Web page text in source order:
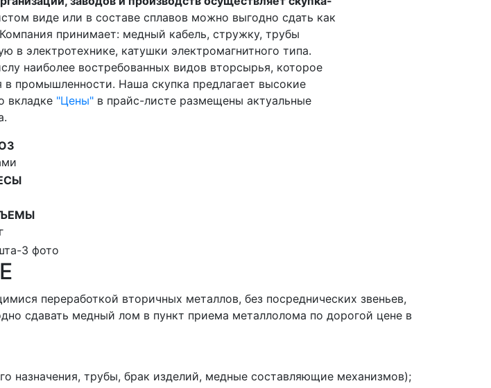
виде или в составе сплавов можно выгодно сдать как
принимает: медный кабель, стружку, трубы
в электротехнике, катушки электромагнитного типа.
наиболее востребованных видов вторсырья, которое
в промышленности. Наша скупка предлагает высокие
вкладке "Цены" в прайс-листе размещены актуальные
переработкой вторичных металлов, без посреднических звеньев,
сдавать медный лом в пункт приема металлолома по дорогой цене в
назначения, трубы, брак изделий, медные составляющие механизмов);